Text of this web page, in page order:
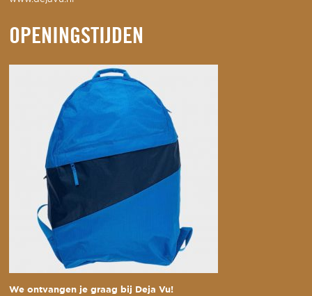
OPENINGSTIJDEN
We ontvangen je graag bij Deja Vu!